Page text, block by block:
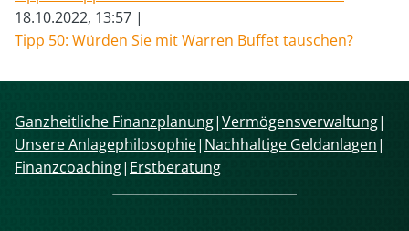
18.10.2022, 13:57
Tipp 50: Würden Sie mit Warren Buffet tauschen?
Navigation
überspringen
Ganzheitliche Finanzplanung Vermögensverwaltung
Unsere Anlagephilosophie Nachhaltige Geldanlagen
Finanzcoaching Erstberatung